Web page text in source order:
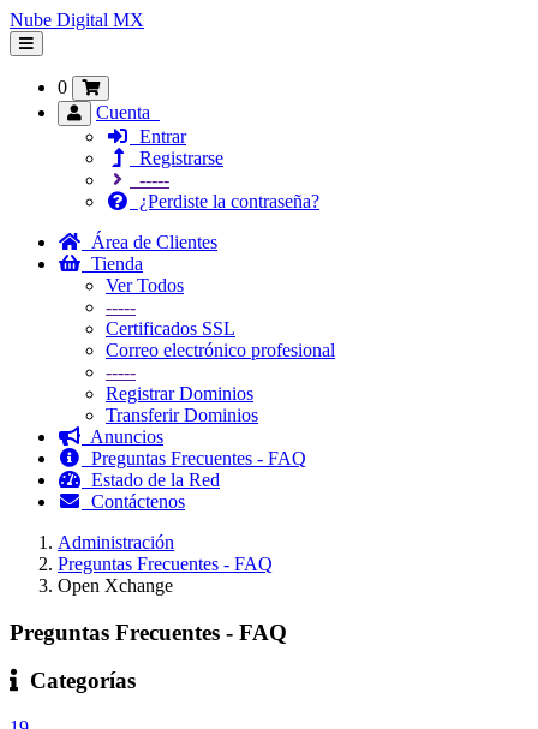
Nube Digital MX
Alternar
Navegación
0
Cuenta
Entrar
Registrarse
-----
¿Perdiste la contraseña?
Área de Clientes
Tienda
Ver Todos
-----
Certificados SSL
Correo electrónico profesional
-----
Registrar Dominios
Transferir Dominios
Anuncios
Preguntas Frecuentes - FAQ
Estado de la Red
Contáctenos
Administración
Preguntas Frecuentes - FAQ
Open Xchange
Preguntas Frecuentes - FAQ
Categorías